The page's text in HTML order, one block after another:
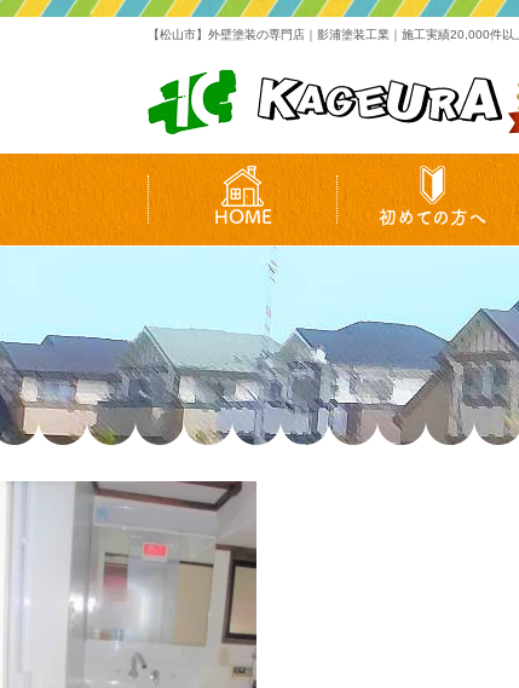
【松山市】外壁塗装の専門店｜影浦塗装工業｜施工実績20,000件以
HOME 初めての方へ